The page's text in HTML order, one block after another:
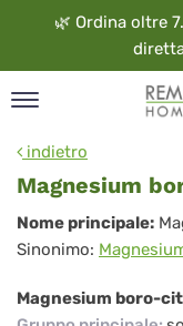
🌿 Ordina oltre
indietro
Magnesium
Magnesium
boro-
citricum
Nome principale:
Sinonimo:
Magnesium boro-